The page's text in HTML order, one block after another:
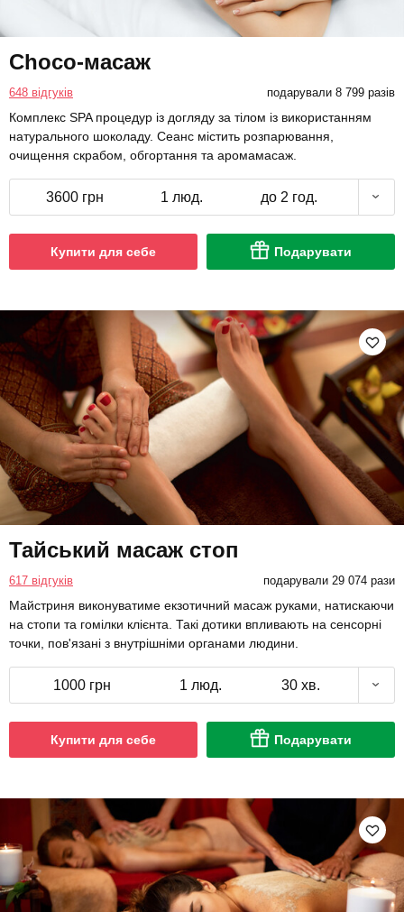
Choco-масаж
648 відгуків подарували 8 799 разів
Комплекс SPA процедур із догляду за тілом із використанням
натурального шоколаду. Сеанс містить розпарювання,
очищення скрабом, обгортання та аромамасаж.
3600 грн 1 люд. до 2 год.
Купити для себе Подарувати
Тайський масаж стоп
617 відгуків подарували 29 074 рази
Майстриня виконуватиме екзотичний масаж руками, натискаючи
на стопи та гомілки клієнта. Такі дотики впливають на сенсорні
точки, пов'язані з внутрішніми органами людини.
1000 грн 1 люд. 30 хв.
Купити для себе Подарувати